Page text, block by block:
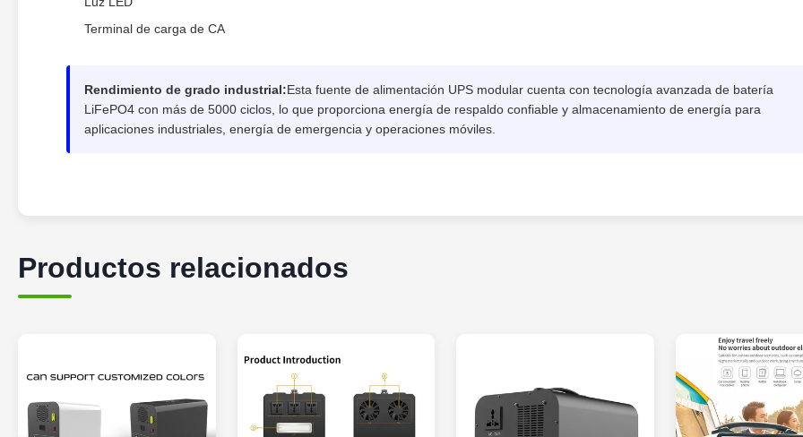
Terminal de carga de CA
Rendimiento de grado industrial:Esta fuente de alimentación UPS modular cuenta con tecnología avanzada de batería
LiFePO4 con más de 5000 ciclos, lo que proporciona energía de respaldo confiable y almacenamiento de energía para
aplicaciones industriales, energía de emergencia y operaciones móviles.
Productos relacionados